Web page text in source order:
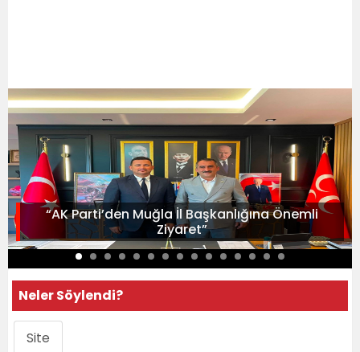
“AK Parti’den Muğla İl Başkanlığına Önemli
Ziyaret”
Neler Söylendi?
Site